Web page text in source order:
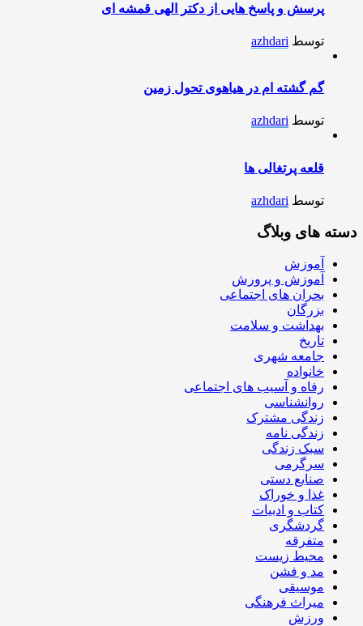
پرسش و پاسخ هایی از دکتر الهی قمشه ای
توسط azhdari
گم گشته ام در هیاهوی تحول زمین
توسط azhdari
قلعه پرتغالی ها
توسط azhdari
دسته های وبلاگ
آموزش
آموزش و پرورش
بحران های اجتماعی
بزرگان
بهداشت و سلامت
تاریخ
جامعه شهری
خانواده
رفاه و آسیب های اجتماعی
روانشناسی
زندگی مشترک
زندگی نامه
سبک زندگی
سرگرمی
صنایع دستی
غذا و خوراک
کتاب و ادبیات
گردشگری
متفرقه
محیط زیست
مد و فشن
موسیقی
میراث فرهنگی
ورزش